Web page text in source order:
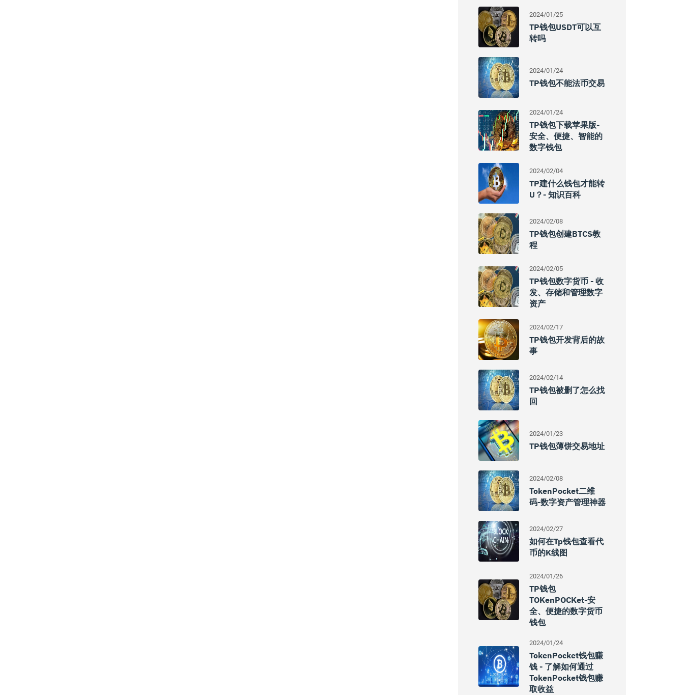
2024/01/25
TP钱包USDT可以互
转吗
2024/01/24
TP钱包不能法币交易
2024/01/24
TP钱包下载苹果版-
安全、便捷、智能的
数字钱包
2024/02/04
TP建什么钱包才能转
U？- 知识百科
2024/02/08
TP钱包创建BTCS教
程
2024/02/05
TP钱包数字货币 - 收
发、存储和管理数字
资产
2024/02/17
TP钱包开发背后的故
事
2024/02/14
TP钱包被删了怎么找
回
2024/01/23
TP钱包薄饼交易地址
2024/02/08
TokenPocket二维
码-数字资产管理神器
2024/02/27
如何在tp钱包查看代
币的k线图
2024/01/26
TP钱包
TOKenPOCKet-安
全、便捷的数字货币
钱包
2024/01/24
TokenPocket钱包赚
钱 - 了解如何通过
TokenPocket钱包赚
取收益